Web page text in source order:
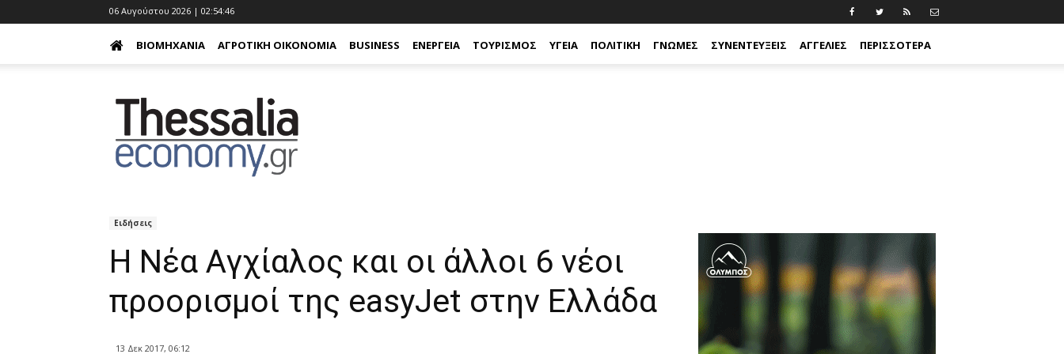
06 Αυγούστου 2026 | 02:54:47
ΒΙΟΜΗΧΑΝΊΑ ΑΓΡΟΤΙΚΉ ΟΙΚΟΝΟΜΊΑ BUSINESS ΕΝΈΡΓΕΙΑ ΤΟΥΡΙΣΜΌΣ ΥΓΕΊΑ ΠΟΛΙΤΙΚΉ ΓΝΏΜΕΣ ΣΥΝΕΝΤΕΎΞΕΙΣ ΑΓΓΕΛΊΕΣ ΠΕΡΙΣΣΟΤΕΡΑ
Ειδήσεις
Η Νέα Αγχίαλος και οι άλλοι 6 νέοι
προορισμοί της easyJet στην Ελλάδα
13 Δεκ 2017, 06:12